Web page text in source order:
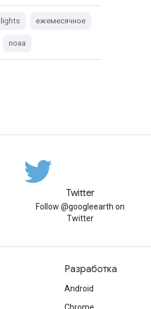
lights ежемесячное
noaa
Twitter
Follow @googleearth on
Twitter
Разработка
Android